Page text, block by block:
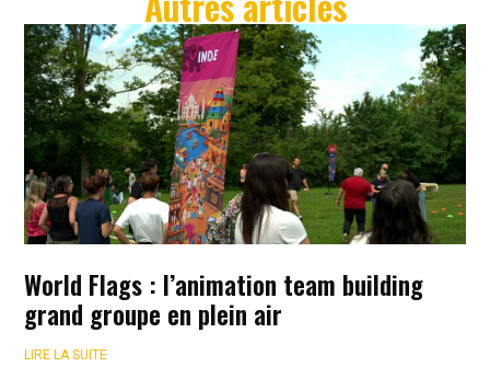
World Flags : l’animation team building
grand groupe en plein air
LIRE LA SUITE